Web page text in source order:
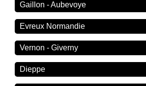
Gaillon - Aubevoye
Evreux Normandie
Vernon - Giverny
Dieppe